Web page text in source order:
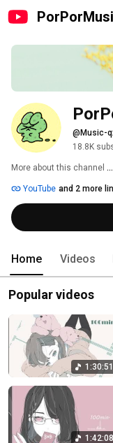
@Music-
18.8K
More about this channel
YouTube and 2 more
Home Videos
Popular videos
1:30:51
1:42:08